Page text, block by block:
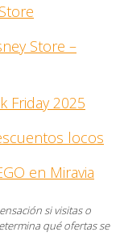
Store –
Friday 2025
locos
en Miravia
si visitas o
qué ofertas se